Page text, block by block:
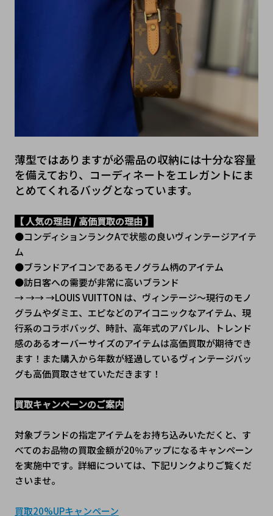
薄型ではありますが必需品の収納には十分な容量
を備えており、コーディネートをエレガントにま
とめてくれるバッグとなっています。
【 人気の理由 / 高価買取の理由 】
●コンディションランクAで状態の良いヴィンテージアイテ
ム
●ブランドアイコンであるモノグラム柄のアイテム
●訪日客への需要が非常に高いブランド
→ →→ →LOUIS VUITTON は、ヴィンテージ～現行のモノ
グラムやダミエ、エピなどのアイコニックなアイテム、現
行系のコラボバッグ、時計、高年式のアパレル、トレンド
感のあるオーバーサイズのアイテムは高価買取が期待でき
ます！また購入から年数が経過しているヴィンテージバッ
グも高価買取させていただきます！
買取キャンペーンのご案内
対象ブランドの指定アイテムをお持ち込みいただくと、す
べてのお品物の買取金額が20％アップになるキャンペーン
を実施中です。詳細については、下記リンクよりご覧くだ
さいませ。
買取20%UPキャンペーン